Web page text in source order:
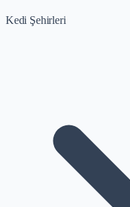
Kedi Şehirleri